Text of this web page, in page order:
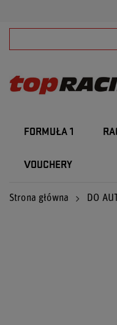
FORMUŁA 1
VOUCHERY
Strona główna DO